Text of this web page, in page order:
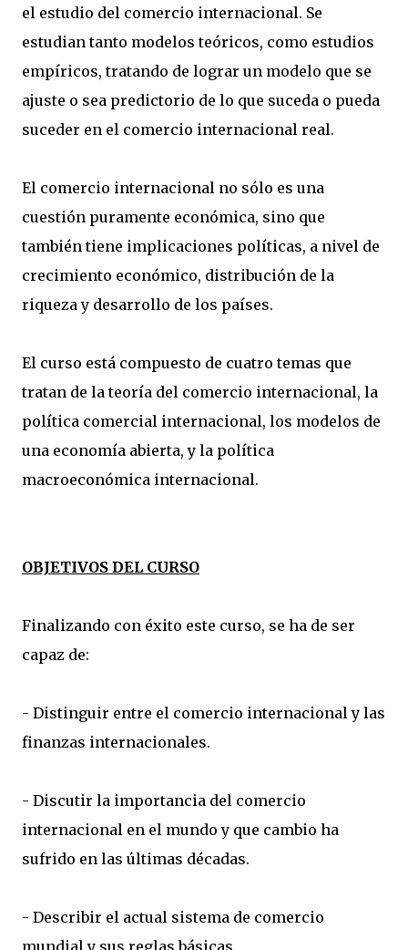
el estudio del comercio internacional. Se
estudian tanto modelos teóricos, como estudios
empíricos, tratando de lograr un modelo que se
ajuste o sea predictorio de lo que suceda o pueda
suceder en el comercio internacional real.
El comercio internacional no sólo es una
cuestión puramente económica, sino que
también tiene implicaciones políticas, a nivel de
crecimiento económico, distribución de la
riqueza y desarrollo de los países.
El curso está compuesto de cuatro temas que
tratan de la teoría del comercio internacional, la
política comercial internacional, los modelos de
una economía abierta, y la política
macroeconómica internacional.
OBJETIVOS DEL CURSO
Finalizando con éxito este curso, se ha de ser
capaz de:
- Distinguir entre el comercio internacional y las
finanzas internacionales.
- Discutir la importancia del comercio
internacional en el mundo y que cambio ha
sufrido en las últimas décadas.
- Describir el actual sistema de comercio
mundial y sus reglas básicas.